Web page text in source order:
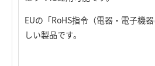
EUの「RoHS指令（電器・電子機
しい製品です。